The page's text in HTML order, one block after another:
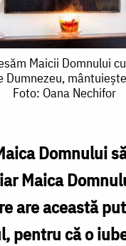
Maicii Domnului
Dumnezeu,
Foto: Oana Nechifor
Domnului
Maica
are această
pentru că o